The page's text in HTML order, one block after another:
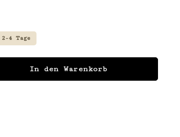
4 Tage
gewünschten Wert
In den Warenkorb